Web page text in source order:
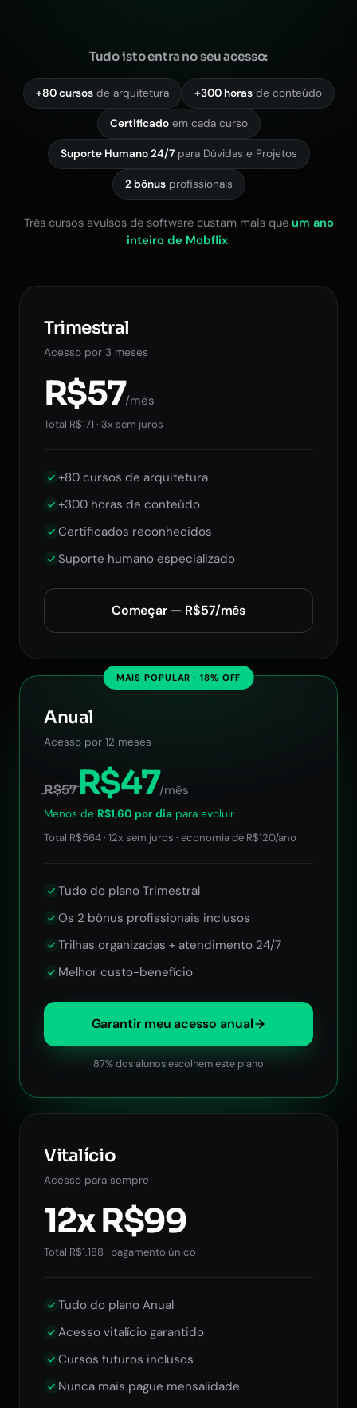
Tudo isto entra no seu acesso:
+80 cursosde arquitetura +300 horasde conteúdo
Certificadoem cada curso
Suporte Humano 24/7para Dúvidas e Projetos
2 bônusprofissionais
Três cursos avulsos de software custam mais que um ano
inteiro de Mobflix.
Trimestral
Acesso por 3 meses
R$57/mês
Total R$171 · 3x sem juros
+80 cursos de arquitetura
+300 horas de conteúdo
Certificados reconhecidos
Suporte humano especializado
Começar — R$57/mês
MAIS POPULAR · 18% OFF
Anual
Acesso por 12 meses
R$57R$47/mês
Menos de R$1,60 por dia para evoluir
Total R$564 · 12x sem juros · economia de R$120/ano
Tudo do plano Trimestral
Os 2 bônus profissionais inclusos
Trilhas organizadas + atendimento 24/7
Melhor custo-benefício
Garantir meu acesso anual
87% dos alunos escolhem este plano
Vitalício
Acesso para sempre
12x R$99
Total R$1.188 · pagamento único
Tudo do plano Anual
Acesso vitalício garantido
Cursos futuros inclusos
Nunca mais pague mensalidade